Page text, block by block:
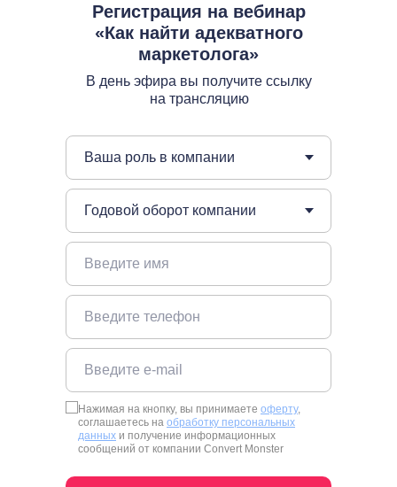
Регистрация на вебинар
«Как найти адекватного
маркетолога»
В день эфира вы получите ссылку
на трансляцию
Нажимая на кнопку, вы принимаете оферту,
соглашаетесь на обработку персональных
данных и получение информационных
сообщений от компании Convert Monster